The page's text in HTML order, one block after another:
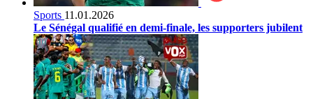
Sports 11.01.2026
Le Sénégal qualifié en demi-finale, les supporters jubilent